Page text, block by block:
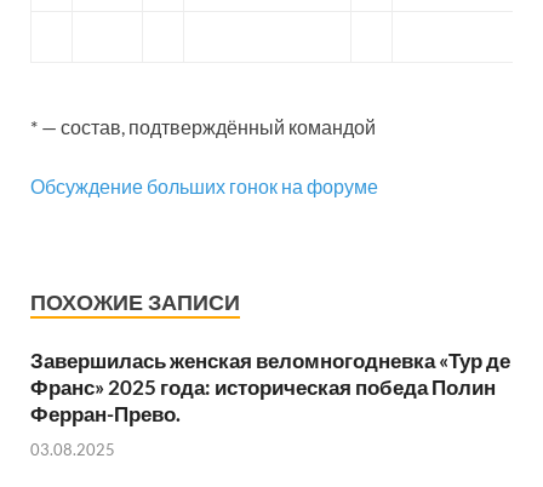
* — состав, подтверждённый командой
Обсуждение больших гонок на форуме
ПОХОЖИЕ ЗАПИСИ
Завершилась женская веломногодневка «Тур де
Франс» 2025 года: историческая победа Полин
Ферран-Прево.
03.08.2025